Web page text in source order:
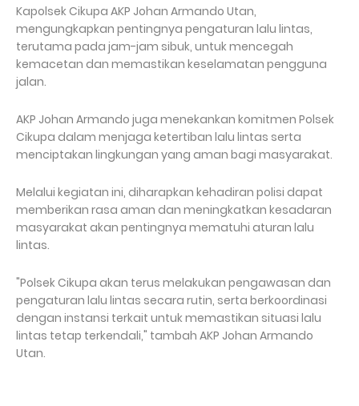
Kapolsek Cikupa AKP Johan Armando Utan,
mengungkapkan pentingnya pengaturan lalu lintas,
terutama pada jam-jam sibuk, untuk mencegah
kemacetan dan memastikan keselamatan pengguna
jalan.
AKP Johan Armando juga menekankan komitmen Polsek
Cikupa dalam menjaga ketertiban lalu lintas serta
menciptakan lingkungan yang aman bagi masyarakat.
Melalui kegiatan ini, diharapkan kehadiran polisi dapat
memberikan rasa aman dan meningkatkan kesadaran
masyarakat akan pentingnya mematuhi aturan lalu
lintas.
"Polsek Cikupa akan terus melakukan pengawasan dan
pengaturan lalu lintas secara rutin, serta berkoordinasi
dengan instansi terkait untuk memastikan situasi lalu
lintas tetap terkendali," tambah AKP Johan Armando
Utan.